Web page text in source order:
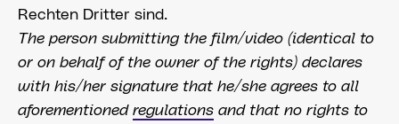
Rechten Dritter sind.
The person submitting the film/video (identical to
or on behalf of the owner of the rights) declares
with his/her signature that he/she agrees to all
aforementioned regulations and that no rights to